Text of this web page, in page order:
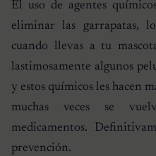
El uso de agentes
eliminar las garrapatas,
cuando llevas a tu
lastimosamente algunos
y estos químicos les hacen
muchas veces se
medicamentos.
prevención.